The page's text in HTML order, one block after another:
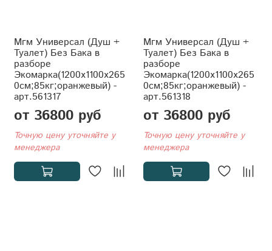
Мгм Универсал (Душ +
Туалет) Без Бака в
разборе
Экомарка(1200x1100x265
0см;85кг;оранжевый) -
арт.561317
от 36800 руб
Точную цену уточняйте у
менеджера
Мгм Универсал (Душ +
Туалет) Без Бака в
разборе
Экомарка(1200x1100x265
0см;85кг;оранжевый) -
арт.561318
от 36800 руб
Точную цену уточняйте у
менеджера